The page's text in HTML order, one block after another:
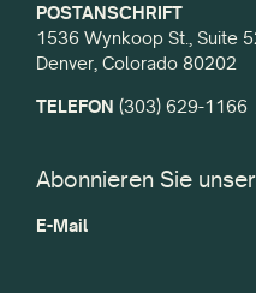
POSTANSCHRIFT
1536 Wynkoop St., Suite
Denver, Colorado 80202
TELEFON (303) 629-1166
Abonnieren Sie
E-Mail